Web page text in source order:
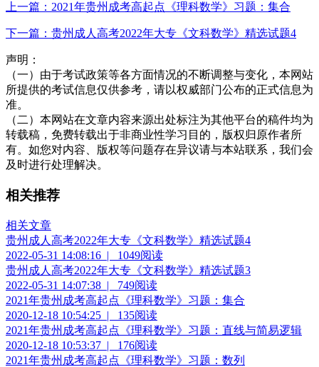
上一篇：2021年贵州成考高起点《理科数学》习题：集合
下一篇：贵州成人高考2022年大专《文科数学》精选试题4
声明：
（一）由于考试政策等各方面情况的不断调整与变化，本网站
所提供的考试信息仅供参考，请以权威部门公布的正式信息为
准。
（二）本网站在文章内容来源出处标注为其他平台的稿件均为
转载稿，免费转载出于非商业性学习目的，版权归原作者所
有。如您对内容、版权等问题存在异议请与本站联系，我们会
及时进行处理解决。
相关推荐
相关文章
贵州成人高考2022年大专《文科数学》精选试题4
2022-05-31 14:08:16 | 1049阅读
贵州成人高考2022年大专《文科数学》精选试题3
2022-05-31 14:07:38 | 749阅读
2021年贵州成考高起点《理科数学》习题：集合
2020-12-18 10:54:25 | 135阅读
2021年贵州成考高起点《理科数学》习题：直线与简易逻辑
2020-12-18 10:53:37 | 176阅读
2021年贵州成考高起点《理科数学》习题：数列